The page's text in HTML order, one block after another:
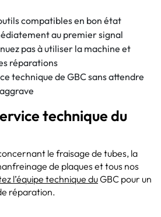
compatibles en bon état
au premier signal
pas à utiliser la machine et
réparations
technique de GBC sans attendre
technique du
le fraisage de tubes, la
de plaques et tous nos
l’équipe technique duGBC pour un
réparation.